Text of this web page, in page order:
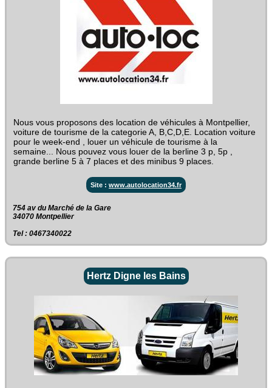
Nous vous proposons des location de véhicules à Montpellier,
voiture de tourisme de la categorie A, B,C,D,E. Location voiture
pour le week-end , louer un véhicule de tourisme à la
semaine... Nous pouvez vous louer de la berline 3 p, 5p ,
grande berline 5 à 7 places et des minibus 9 places.
Site : www.autolocation34.fr
754 av du Marché de la Gare‎
34070 Montpellier
Tel : 0467340022
Hertz Digne les Bains